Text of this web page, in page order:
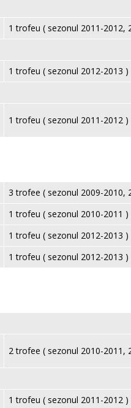
1 trofeu ( sezonul 2011-2012,
1 trofeu ( sezonul 2012-2013 )
1 trofeu ( sezonul 2011-2012 )
3 trofee ( sezonul 2009-2010,
1 trofeu ( sezonul 2010-2011 )
1 trofeu ( sezonul 2012-2013 )
1 trofeu ( sezonul 2012-2013 )
2 trofee ( sezonul 2010-2011,
1 trofeu ( sezonul 2011-2012